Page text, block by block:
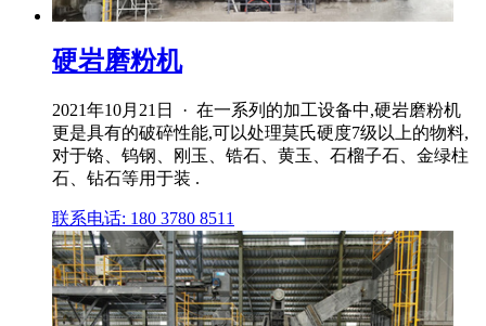
硬岩磨粉机
2021年10月21日 · 在一系列的加工设备中,硬岩磨粉机
更是具有的破碎性能,可以处理莫氏硬度7级以上的物料,
对于铬、钨钢、刚玉、锆石、黄玉、石榴子石、金绿柱
石、钻石等用于装 .
联系电话: 180 3780 8511